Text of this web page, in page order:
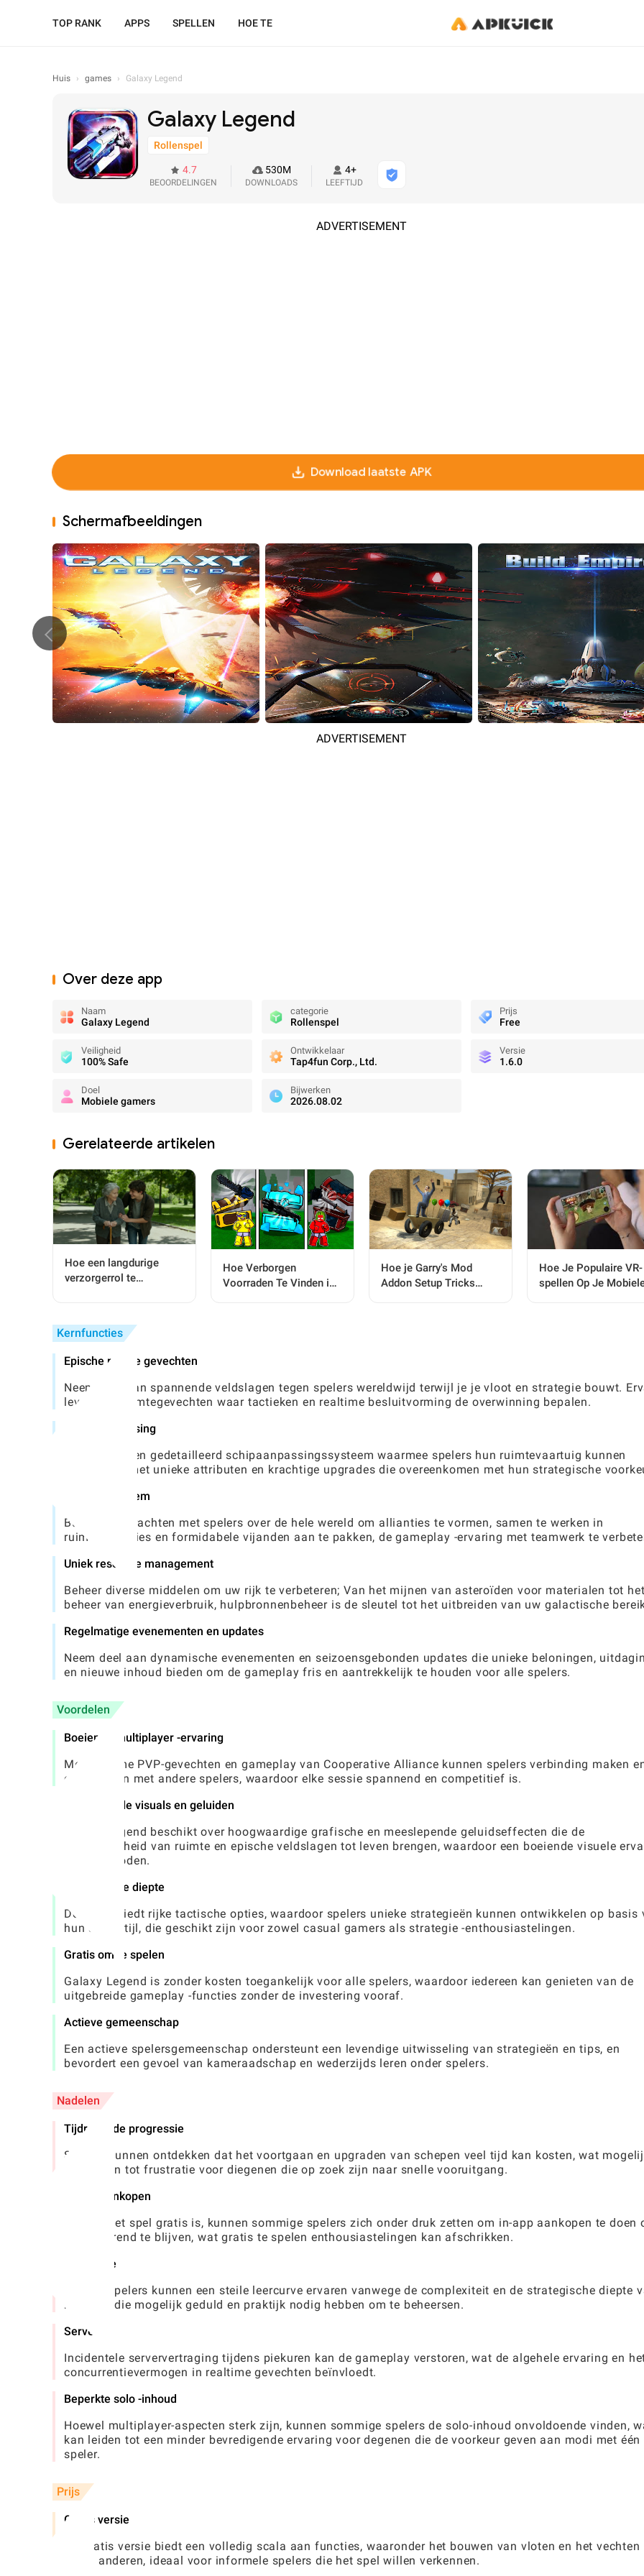
TOP RANK APPS SPELLEN HOE TE
Huis › games › Galaxy Legend
Galaxy Legend
Rollenspel
4.7
BEOORDELINGEN
530M
DOWNLOADS
4+
LEEFTIJD
ADVERTISEMENT
Download laatste APK
Schermafbeeldingen
ADVERTISEMENT
Over deze app
Naam
Galaxy Legend
categorie
Rollenspel
Prijs
Free
Veiligheid
100% Safe
Ontwikkelaar
Tap4fun Corp., Ltd.
Versie
1.6.0
Doel
Mobiele gamers
Bijwerken
2026.08.02
Gerelateerde artikelen
Hoe een langdurige
verzorgerrol te
stapsgewijze
handleiding
Hoe Verborgen
Voorraden Te Vinden in
Hoe je Garry's Mod
Addon Setup Tricks
Hoe Je Populaire VR-
spellen Op Je
Kernfuncties
Epische ruimte gevechten
Neem deel aan spannende veldslagen tegen spelers wereldwijd terwijl je je vloot en strategie bouwt.
levendige ruimtegevechten waar tactieken en realtime besluitvorming de overwinning bepalen.
Diepe aanpassing
Geniet van een gedetailleerd schipaanpassingssysteem waarmee spelers hun ruimtevaartuig kunnen
aanpassen met unieke attributen en krachtige upgrades die overeenkomen met hun strategische
Alliantiesysteem
Bundelt de krachten met spelers over de hele wereld om allianties te vormen, samen te werken in
ruimteoperaties en formidabele vijanden aan te pakken, de gameplay -ervaring met teamwerk te
Uniek resource management
Beheer diverse middelen om uw rijk te verbeteren; Van het mijnen van asteroïden voor materialen tot het
beheer van energieverbruik, hulpbronnenbeheer is de sleutel tot het uitbreiden van uw galactische
Regelmatige evenementen en updates
Neem deel aan dynamische evenementen en seizoensgebonden updates die unieke beloningen,
en nieuwe inhoud bieden om de gameplay fris en aantrekkelijk te houden voor alle spelers.
Voordelen
Boeiende multiplayer -ervaring
Met realtime PVP-gevechten en gameplay van Cooperative Alliance kunnen spelers verbinding maken
concurreren met andere spelers, waardoor elke sessie spannend en competitief is.
Verbluffende visuals en geluiden
Galaxy Legend beschikt over hoogwaardige grafische en meeslepende geluidseffecten die de
uitgestrektheid van ruimte en epische veldslagen tot leven brengen, waardoor een boeiende visuele
wordt geboden.
Strategische diepte
De game biedt rijke tactische opties, waardoor spelers unieke strategieën kunnen ontwikkelen op basis
hun speelstijl, die geschikt zijn voor zowel casual gamers als strategie -enthousiastelingen.
Gratis om te spelen
Galaxy Legend is zonder kosten toegankelijk voor alle spelers, waardoor iedereen kan genieten van de
uitgebreide gameplay -functies zonder de investering vooraf.
Actieve gemeenschap
Een actieve spelersgemeenschap ondersteunt een levendige uitwisseling van strategieën en tips, en
bevordert een gevoel van kameraadschap en wederzijds leren onder spelers.
Nadelen
Tijdrovende progressie
Spelers kunnen ontdekken dat het voortgaan en upgraden van schepen veel tijd kan kosten, wat
kan leiden tot frustratie voor diegenen die op zoek zijn naar snelle vooruitgang.
In-app aankopen
Hoewel het spel gratis is, kunnen sommige spelers zich onder druk zetten om in-app aankopen te doen
concurrerend te blijven, wat gratis te spelen enthousiastelingen kan afschrikken.
Leercurve
Nieuwe spelers kunnen een steile leercurve ervaren vanwege de complexiteit en de strategische diepte
het spel, die mogelijk geduld en praktijk nodig hebben om te beheersen.
Serverlag
Incidentele serververtraging tijdens piekuren kan de gameplay verstoren, wat de algehele ervaring en
concurrentievermogen in realtime gevechten beïnvloedt.
Beperkte solo -inhoud
Hoewel multiplayer-aspecten sterk zijn, kunnen sommige spelers de solo-inhoud onvoldoende vinden,
kan leiden tot een minder bevredigende ervaring voor degenen die de voorkeur geven aan modi met één
speler.
Prijs
Gratis versie
De gratis versie biedt een volledig scala aan functies, waaronder het bouwen van vloten en het vechten
tegen anderen, ideaal voor informele spelers die het spel willen verkennen.